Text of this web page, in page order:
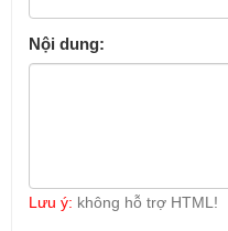
Nội dung:
Lưu ý: không hỗ trợ HTML!